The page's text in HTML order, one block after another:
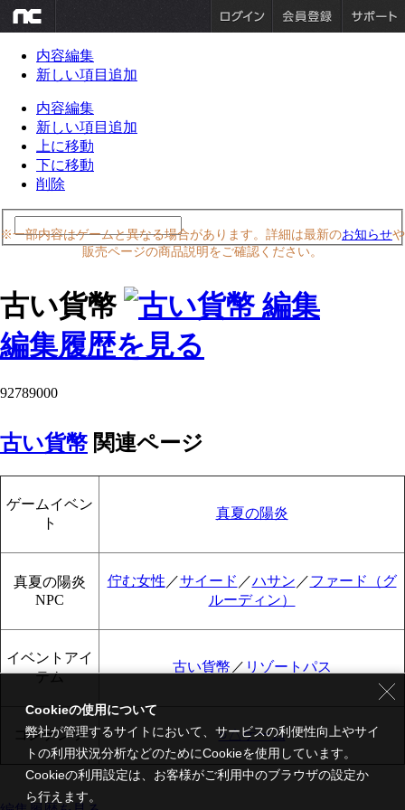
内容編集
新しい項目追加
内容編集
新しい項目追加
上に移動
下に移動
削除
※一部内容はゲームと異なる場合があります。詳細は最新のお知らせや
販売ページの商品説明をご確認ください。
古い貨幣
編集履歴を見る
92789000
古い貨幣関連ページ
ゲームイベン
ト
真夏の陽炎
真夏の陽炎
NPC
佇む女性 ／サイード ／ハサン ／ファード（グ
ルーディン）
イベントアイ
テム
古い貨幣 ／ リゾートパス
コンテンツ ○△ゲーム
Cookieの使用について
弊社が管理するサイトにおいて、サービスの利便性向上やサイ
トの利用状況分析などのためにCookieを使用しています。
Cookieの利用設定は、お客様がご利用中のブラウザの設定か
ら行えます。